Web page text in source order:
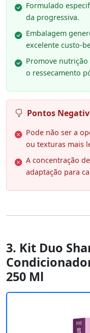
Formulado
da progressiva.
Embalagem
excelente custo-
Promove
o ressecamento
Pontos
Pode não ser a
ou texturas mais
A concentração
adaptação para
3. Kit Duo
250 Ml